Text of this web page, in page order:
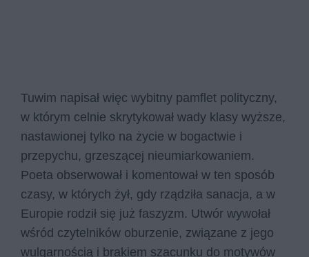
Tuwim napisał więc wybitny pamflet polityczny,
w którym celnie skrytykował wady klasy wyższe,
nastawionej tylko na życie w bogactwie i
przepychu, grzeszącej nieumiarkowaniem.
Poeta obserwował i komentował w ten sposób
czasy, w których żył, gdy rządziła sanacja, a w
Europie rodził się już faszyzm. Utwór wywołał
wśród czytelników oburzenie, związane z jego
wulgarnością i brakiem szacunku do motywów